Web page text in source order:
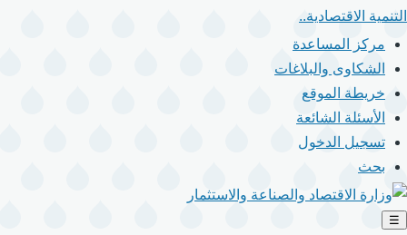
التنمية الاقتصادية..
مركز المساعدة
الشكاوى والبلاغات
خريطة الموقع
الأسئلة الشائعة
تسجيل الدخول
بحث
☰